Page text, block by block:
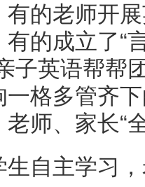
有的老师开
有的成立了“
子英语帮帮
一格多管齐
老师、家长“
生自主学习